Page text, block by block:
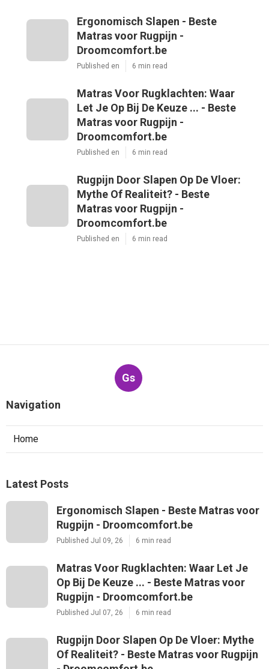
Ergonomisch Slapen - Beste
Matras voor Rugpijn -
Droomcomfort.be
Published en 6 min read
Matras Voor Rugklachten: Waar
Let Je Op Bij De Keuze ... - Beste
Matras voor Rugpijn -
Droomcomfort.be
Published en 6 min read
Rugpijn Door Slapen Op De Vloer:
Mythe Of Realiteit? - Beste
Matras voor Rugpijn -
Droomcomfort.be
Published en 6 min read
Gs
Navigation
Home
Latest Posts
Ergonomisch Slapen - Beste Matras voor
Rugpijn - Droomcomfort.be
Published Jul 09, 26 6 min read
Matras Voor Rugklachten: Waar Let Je
Op Bij De Keuze ... - Beste Matras voor
Rugpijn - Droomcomfort.be
Published Jul 07, 26 6 min read
Rugpijn Door Slapen Op De Vloer: Mythe
Of Realiteit? - Beste Matras voor Rugpijn